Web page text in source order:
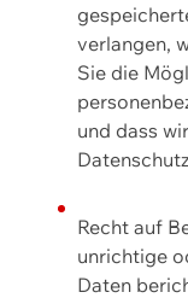
verlangen,
Sie die
und dass
Recht auf
unrichtige
Daten